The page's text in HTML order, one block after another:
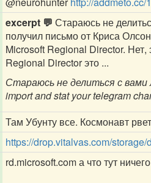
excerpt 💬 Стараюсь не
получил письмо от Криса
Microsoft Regional Director. Нет,
Regional Director это ...
Стараюсь не делиться с
import and stat your telegram
Там Убунту все. Космонавт
https://drop.vitalvas.com/
rd.microsoft.com а что тут